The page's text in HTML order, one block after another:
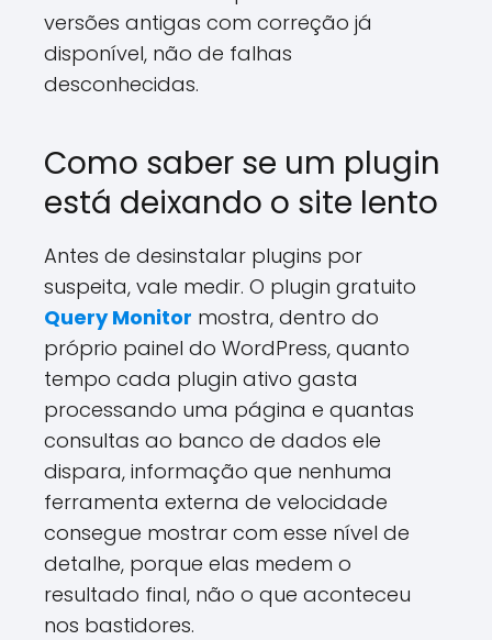
versões antigas com correção já
disponível, não de falhas
desconhecidas.
Como saber se um plugin
está deixando o site lento
Antes de desinstalar plugins por
suspeita, vale medir. O plugin gratuito
Query Monitor mostra, dentro do
próprio painel do WordPress, quanto
tempo cada plugin ativo gasta
processando uma página e quantas
consultas ao banco de dados ele
dispara, informação que nenhuma
ferramenta externa de velocidade
consegue mostrar com esse nível de
detalhe, porque elas medem o
resultado final, não o que aconteceu
nos bastidores.